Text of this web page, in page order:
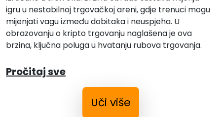
igru u nestabilnoj trgovačkoj areni, gdje trenuci mogu
mijenjati vagu između dobitaka i neuspjeha. U
obrazovanju o kripto trgovanju naglašena je ova
brzina, ključna poluga u hvatanju rubova trgovanja.
Pročitaj sve
Uči više